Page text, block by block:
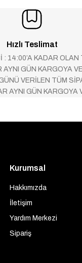
Hızlı Teslimat
: 14:00’A KADAR OLAN
AYNI GÜN KARGOYA
VERİLEN TÜM
AYNI GÜN KARGOYA
Kurumsal
Hakkımızda
İletişim
Yardım Merkezi
Sipariş